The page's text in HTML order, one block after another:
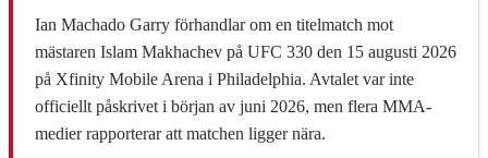
Ian Machado Garry förhandlar om en titelmatch mot
mästaren Islam Makhachev på UFC 330 den 15 augusti 2026
på Xfinity Mobile Arena i Philadelphia. Avtalet var inte
officiellt påskrivet i början av juni 2026, men flera MMA-
medier rapporterar att matchen ligger nära.